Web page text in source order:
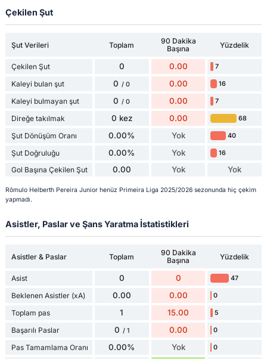
Çekilen Şut
Şut Verileri Toplam
90 Dakika
Başına
Yüzdelik
Çekilen Şut 0 0.00 7
Kaleyi bulan şut 0 / 0 0.00 16
Kaleyi bulmayan şut 0 / 0 0.00 7
Direğe takılmak 0 kez 0.00 68
Şut Dönüşüm Oranı 0.00% Yok 40
Şut Doğruluğu 0.00% Yok 16
Gol Başına Çekilen Şut 0.00 Yok Yok
Rômulo Helberth Pereira Junior henüz Primeira Liga 2025/2026 sezonunda hiç çekim
yapmadı.
Asistler, Paslar ve Şans Yaratma İstatistikleri
Asistler & Paslar Toplam
90 Dakika
Başına
Yüzdelik
Asist 0 0 47
Beklenen Asistler (xA) 0.00 0.00 0
Toplam pas 1 15.00 5
Başarılı Paslar 0 / 1 0.00 0
Pas Tamamlama Oranı 0.00% Yok 0